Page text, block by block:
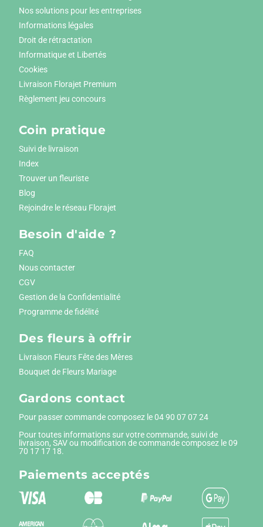
Nos solutions pour les entreprises
Informations légales
Droit de rétractation
Informatique et Libertés
Cookies
Livraison Florajet Premium
Règlement jeu concours
Coin pratique
Suivi de livraison
Index
Trouver un fleuriste
Blog
Rejoindre le réseau Florajet
Besoin d'aide ?
FAQ
Nous contacter
CGV
Gestion de la Confidentialité
Programme de fidélité
Des fleurs à offrir
Livraison Fleurs Fête des Mères
Bouquet de Fleurs Mariage
Gardons contact
Pour passer commande composez le04 90 07 07 24
Pour toutes informations sur votre commande, suivi de
livraison, SAV ou modification de commande composez le 09
70 17 17 18.
Paiements acceptés